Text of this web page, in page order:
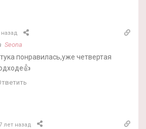
назад
Seona
понравилась,уже четвертая
лет назад